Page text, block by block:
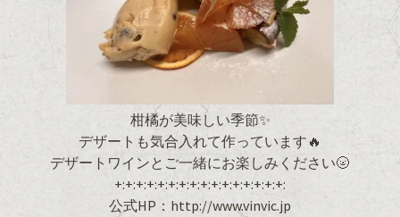
柑橘が美味しい季節✨
デザートも気合入れて作っています🔥
デザートワインとご一緒にお楽しみください🌝
+:+:+:+:+:+:+:+:+:+:+:+:+:+:+:+:
公式HP：http://www.vinvic.jp